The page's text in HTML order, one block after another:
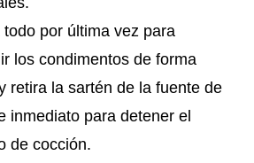
todo por última vez para
los condimentos de forma
retira la sartén de la fuente de
inmediato para detener el
de cocción.